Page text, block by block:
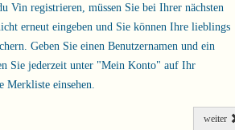
Vin registrieren, müssen Sie bei Ihrer nächsten
erneut eingeben und Sie können Ihre lieblings
Geben Sie einen Benutzernamen und ein
Sie jederzeit unter "Mein Konto" auf Ihr
einsehen.
weiter